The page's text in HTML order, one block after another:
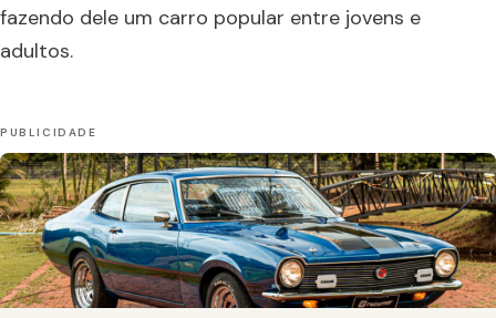
fazendo dele um carro popular entre jovens e
adultos.